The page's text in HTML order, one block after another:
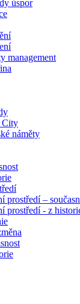
úspor
management
City
náměty
prostředí –
prostředí ​- z